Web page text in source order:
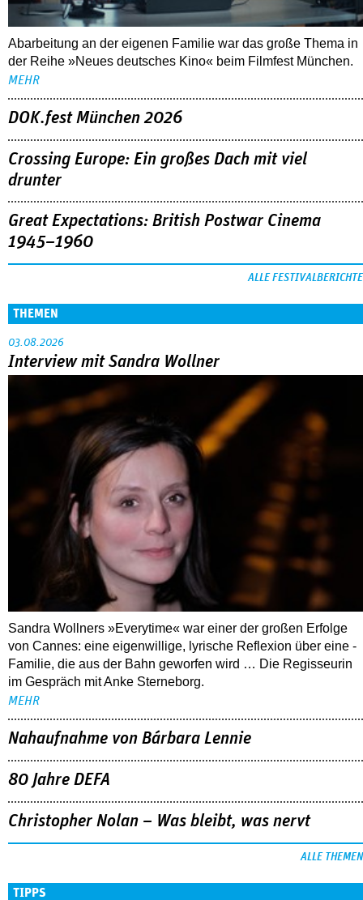
Abarbeitung an der eigenen Familie war das große Thema in
der Reihe »Neues deutsches Kino« beim Filmfest München.
MEHR
DOK.fest München 2026
Crossing Europe: Ein großes Dach mit viel
drunter
Great Expectations: British Postwar Cinema
1945–1960
ALLE FESTIVALBERICHTE
THEMEN
03.08.2026
Interview mit Sandra Wollner
Sandra Wollners »Everytime« war einer der großen Erfolge
von Cannes: eine eigenwillige, lyrische Reflexion über eine ­
Familie, die aus der Bahn geworfen wird … Die Regisseurin
im Gespräch mit Anke Sterneborg.
MEHR
Nahaufnahme von Bárbara Lennie
80 Jahre DEFA
Christopher Nolan – Was bleibt, was nervt
ALLE THEMEN
TIPPS